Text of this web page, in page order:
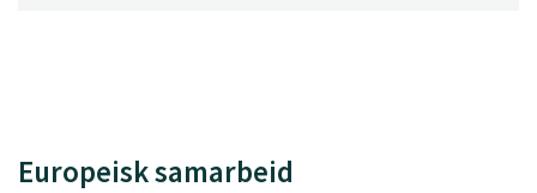
Europeisk samarbeid